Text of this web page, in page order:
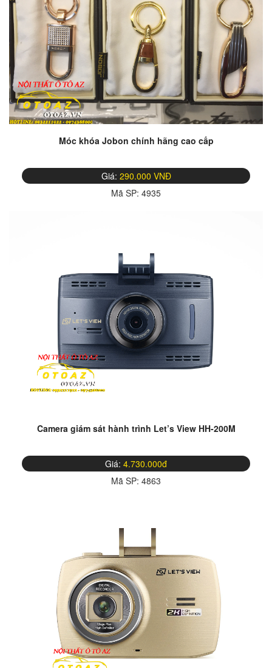
Móc khóa Jobon chính hãng cao cấp
Giá: 290.000 VNĐ
Mã SP: 4935
Camera giám sát hành trình Let’s View HH-200M
Giá: 4.730.000đ
Mã SP: 4863